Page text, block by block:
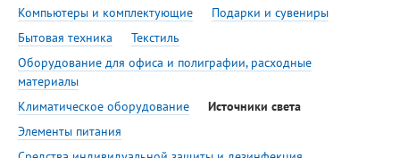
Компьютеры и комплектующие
Подарки и сувениры
Бытовая техника
Текстиль
Оборудование для офиса и полиграфии, расходные
материалы
Климатическое оборудование
Источники света
Элементы питания